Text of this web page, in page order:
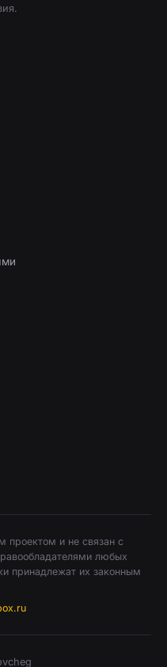
проектом и не связан с
любых
принадлежат их законным